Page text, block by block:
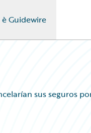
Guidewire
sus seguros